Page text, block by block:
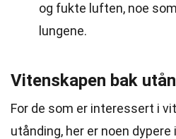
og fukte luften, noe
lungene.
Vitenskapen bak
For de som er interessert i
utånding, her er noen dypere